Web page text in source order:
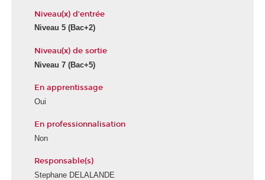
Niveau(x) d'entrée
Niveau 5 (Bac+2)
Niveau(x) de sortie
Niveau 7 (Bac+5)
En apprentissage
Oui
En professionnalisation
Non
Responsable(s)
Stephane DELALANDE